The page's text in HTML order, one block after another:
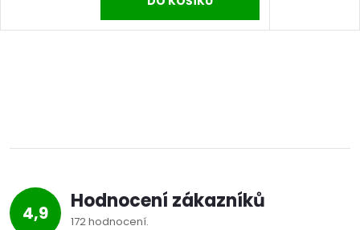
4,9 Hodnocení zákazníků
172 hodnocení